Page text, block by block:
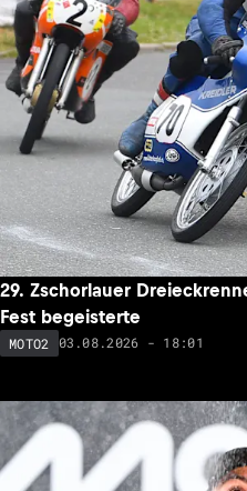
29. Zschorlauer
Fest begeisterte
MOTO2 03.08.2026 - 18:01